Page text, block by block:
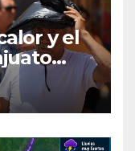
y el